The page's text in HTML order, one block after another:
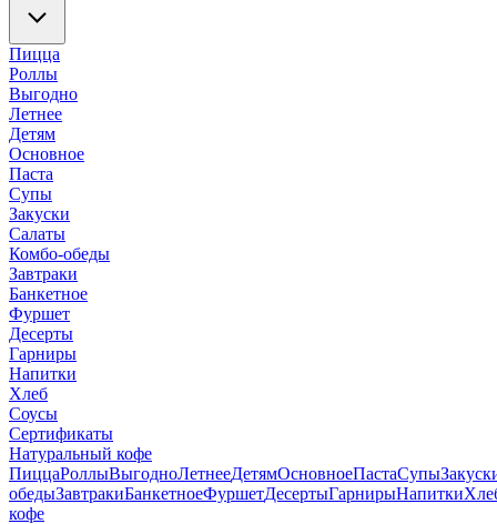
Пицца
Роллы
Выгодно
Летнее
Детям
Основное
Паста
Супы
Закуски
Салаты
Комбо-обеды
Завтраки
Банкетное
Фуршет
Десерты
Гарниры
Напитки
Хлеб
Соусы
Сертификаты
Натуральный кофе
ПиццаРоллыВыгодноЛетнееДетямОсновноеПастаСупы
обедыЗавтракиБанкетноеФуршетДесертыГарнирыНапитки
кофе